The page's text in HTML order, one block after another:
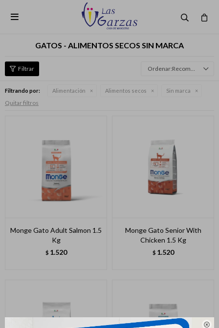


GATOS - ALIMENTOS SECOS SIN MARCA
Recomendados
Filtrando por: Alimentación Alimentos secos Sin marca
Quitar filtros
Monge Gato Adult Salmon 1.5
Kg
$ 1.520
Monge Gato Senior With
Chicken 1.5 Kg
$ 1.520